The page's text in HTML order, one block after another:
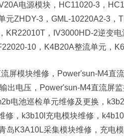
电源模块，HC11020-3，
ZHDY-3，GML-10220A2-3，
，IV3000HD-2逆变电
10，K4B20A整流单元，
屏模块维修，Power'sun-M4直
出电压，Power'sun-M4直流屏
电池巡检单元维修及更换，
，k3b10l充电模块维修，k4b10
岛K3A10L采集模块维修，充电